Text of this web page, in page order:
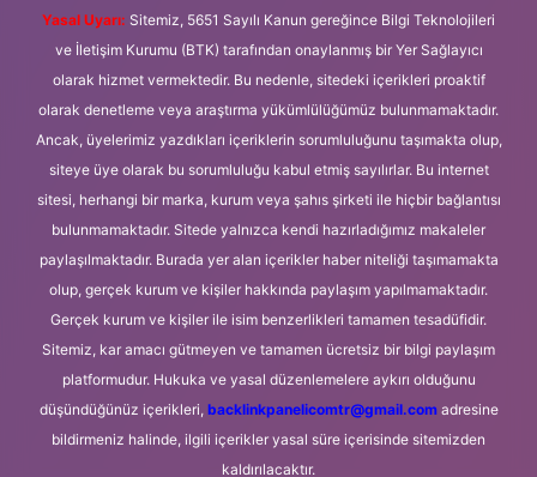
Yasal Uyarı: Sitemiz, 5651 Sayılı Kanun gereğince Bilgi Teknolojileri
ve İletişim Kurumu (BTK) tarafından onaylanmış bir Yer Sağlayıcı
olarak hizmet vermektedir. Bu nedenle, sitedeki içerikleri proaktif
olarak denetleme veya araştırma yükümlülüğümüz bulunmamaktadır.
Ancak, üyelerimiz yazdıkları içeriklerin sorumluluğunu taşımakta olup,
siteye üye olarak bu sorumluluğu kabul etmiş sayılırlar. Bu internet
sitesi, herhangi bir marka, kurum veya şahıs şirketi ile hiçbir bağlantısı
bulunmamaktadır. Sitede yalnızca kendi hazırladığımız makaleler
paylaşılmaktadır. Burada yer alan içerikler haber niteliği taşımamakta
olup, gerçek kurum ve kişiler hakkında paylaşım yapılmamaktadır.
Gerçek kurum ve kişiler ile isim benzerlikleri tamamen tesadüfidir.
Sitemiz, kar amacı gütmeyen ve tamamen ücretsiz bir bilgi paylaşım
platformudur. Hukuka ve yasal düzenlemelere aykırı olduğunu
düşündüğünüz içerikleri, backlinkpanelicomtr@gmail.comadresine
bildirmeniz halinde, ilgili içerikler yasal süre içerisinde sitemizden
kaldırılacaktır.